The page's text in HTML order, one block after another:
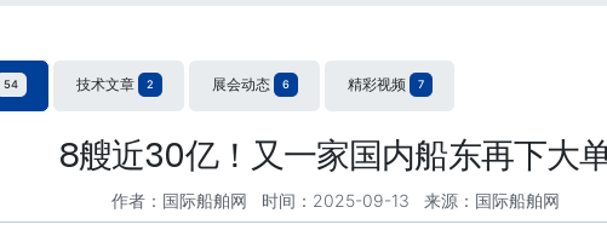
54 技术文章 2 展会动态 6 精彩视频 7
8艘近30亿！又一家国内船东再下大
作者：国际船舶网 时间：2025-09-13 来源：国际船舶网